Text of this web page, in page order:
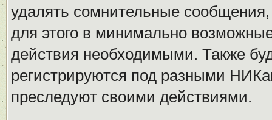
удалять сомнительные
для этого в минимально
действия необходимыми. Также
регистрируются под разными
преследуют своими действиями.